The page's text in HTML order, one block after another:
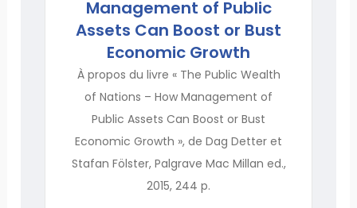
Management of Public
Assets Can Boost or Bust
Economic Growth
À propos du livre « The Public Wealth
of Nations – How Management of
Public Assets Can Boost or Bust
Economic Growth », de Dag Detter et
Stafan Fölster, Palgrave Mac Millan ed.,
2015, 244 p.